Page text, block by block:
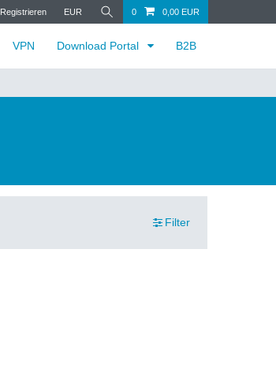
Registrieren EUR 0 0,00 EUR
VPN Download Portal B2B
Filter